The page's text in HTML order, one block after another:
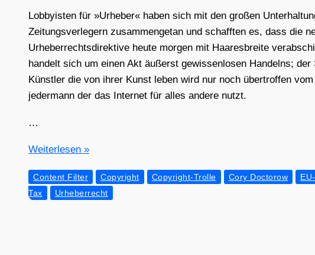
Lob­by­is­ten für »Urhe­ber« haben sich mit den gro­ßen
Zei­tungs­ver­le­gern zusam­men­ge­tan und schaff­ten es, dass die
Urhe­ber­rechts­di­rek­ti­ve heu­te mor­gen mit Haa­res­brei­te
han­delt sich um einen Akt äußerst gewis­sen­lo­sen Han­delns; der
Künst­ler die von ihrer Kunst leben wird nur noch über­trof­fen
jeder­mann der das Inter­net für alles ande­re nutzt.
…
Cory
to­
row
Wei­ter­le­sen »
Content Filter Copyright Copyright-Trolle Cory Doctorow
Tax
Urheberrecht